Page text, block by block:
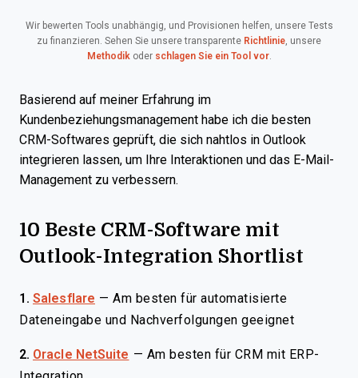
Wir bewerten Tools unabhängig, und Provisionen helfen, unsere Tests
zu finanzieren. Sehen Sie unsere transparente Richtlinie, unsere
Methodikoder schlagen Sie ein Tool vor.
Basierend auf meiner Erfahrung im
Kundenbeziehungsmanagement habe ich die besten
CRM-Softwares geprüft, die sich nahtlos in Outlook
integrieren lassen, um Ihre Interaktionen und das E-Mail-
Management zu verbessern.
10 Beste CRM-Software mit
Outlook-Integration Shortlist
1. Salesflare — Am besten für automatisierte
Dateneingabe und Nachverfolgungen geeignet
2. Oracle NetSuite — Am besten für CRM mit ERP-